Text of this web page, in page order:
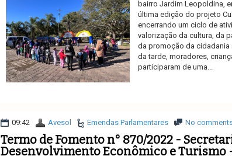
bairro Jardim Leopoldina,
última edição do projeto
encerrando um ciclo de
valorização da cultura, da
da promoção da
da tarde, moradores,
participaram de uma...
09:42 Avesol Emendas Parlamentares No
Termo de Fomento n° 870/2022 -
Desenvolvimento Econômico e Turismo -